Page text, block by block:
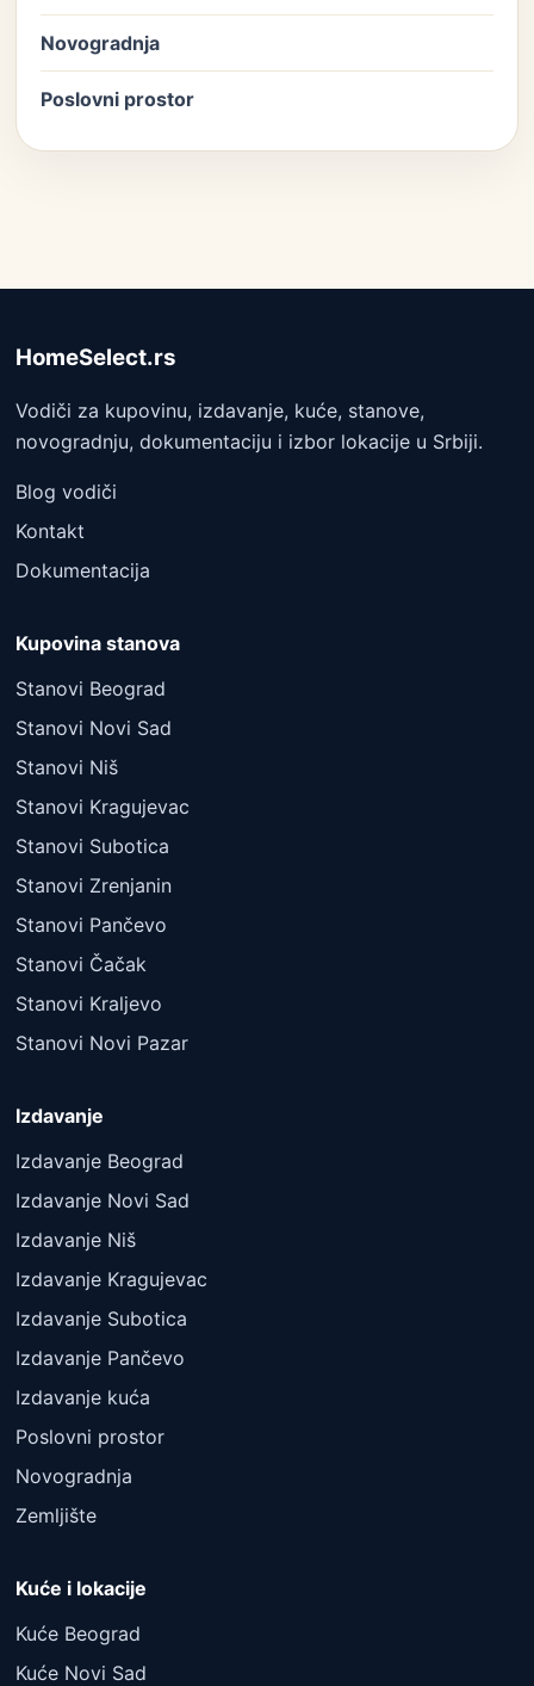
Novogradnja
Poslovni prostor
HomeSelect.rs
Vodiči za kupovinu, izdavanje, kuće, stanove,
novogradnju, dokumentaciju i izbor lokacije u Srbiji.
Blog vodiči
Kontakt
Dokumentacija
Kupovina stanova
Stanovi Beograd
Stanovi Novi Sad
Stanovi Niš
Stanovi Kragujevac
Stanovi Subotica
Stanovi Zrenjanin
Stanovi Pančevo
Stanovi Čačak
Stanovi Kraljevo
Stanovi Novi Pazar
Izdavanje
Izdavanje Beograd
Izdavanje Novi Sad
Izdavanje Niš
Izdavanje Kragujevac
Izdavanje Subotica
Izdavanje Pančevo
Izdavanje kuća
Poslovni prostor
Novogradnja
Zemljište
Kuće i lokacije
Kuće Beograd
Kuće Novi Sad